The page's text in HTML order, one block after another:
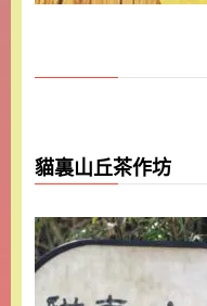
貓裏山丘茶作坊